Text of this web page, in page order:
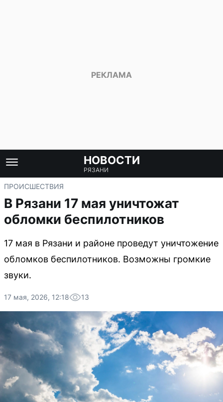
НОВОСТИ
РЯЗАНИ
ПРОИСШЕСТВИЯ
В Рязани 17 мая уничтожат
обломки беспилотников
17 мая в Рязани и районе проведут уничтожение
обломков беспилотников. Возможны громкие
звуки.
17 мая, 2026, 12:18 13